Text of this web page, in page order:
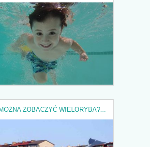
ZOBACZYĆ WIELORYBA?...